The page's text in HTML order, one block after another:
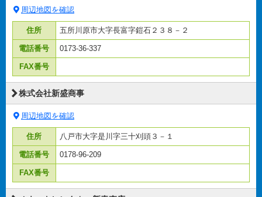
周辺地図を確認
住所 五所川原市大字長富字鎧石２３８－２
電話番号 0173-36-337
FAX番号
株式会社新盛商事
周辺地図を確認
住所 八戸市大字是川字三十刈頭３－１
電話番号 0178-96-209
FAX番号